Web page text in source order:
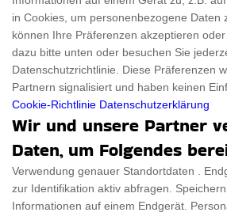
PRÜFEN SIE ES AUS
in Cookies, um personenbezogene Daten
können Ihre Präferenzen akzeptieren
dazu bitte unten oder besuchen Sie
Datenschutzrichtlinie. Diese Präferenzen
Partnern signalisiert und haben keinen
Cookie-Richtlinie Datenschutzerklärung
Wir und unsere Partner
Daten, um Folgendes
Verwendung genauer Standortdaten .
zur Identifikation aktiv abfragen.
Informationen auf einem Endgerät.